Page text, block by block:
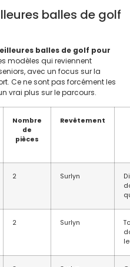
balles de golf
balles de golf pour
modèles qui reviennent
avec un focus sur la
Ce ne sont pas forcément les
vrai plus sur le parcours.
Nombre
de
pièces
Revêtement
2 Surlyn
2 Surlyn